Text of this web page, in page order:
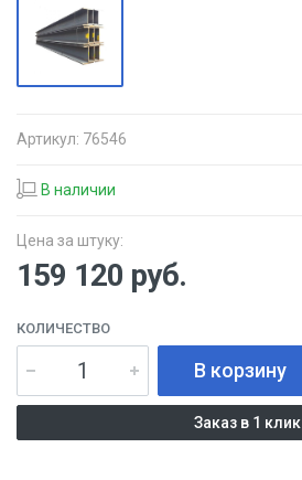
Артикул: 76546
В наличии
Цена за штуку:
159 120 руб.
КОЛИЧЕСТВО
В корзину
Заказ в 1 клик